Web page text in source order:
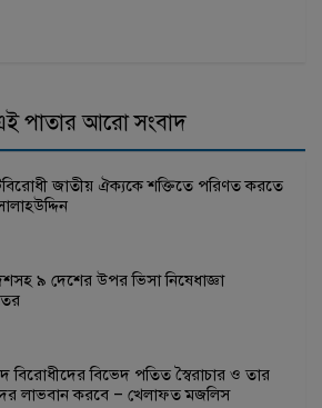
পাতার আরো সংবাদ
জাতীয় ঐক্যকে শক্তিতে পরিণত করতে
৯ দেশের উপর ভিসা নিষেধাজ্ঞা
বিরোধীদের বিভেদ পতিত স্বৈরাচার ও তার
লাভবান করবে – খেলাফত মজলিস